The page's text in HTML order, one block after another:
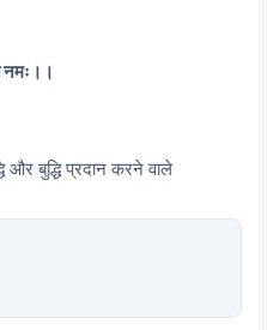
नमः।।
और बुद्धि प्रदान करने वाले